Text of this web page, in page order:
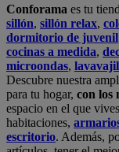
Conforama es tu
sillón, sillón relax,
dormitorio de juvenil
cocinas a medida,
microondas,
Descubre nuestra
para tu hogar, con los
espacio en el que
habitaciones,
escritorio. Además,